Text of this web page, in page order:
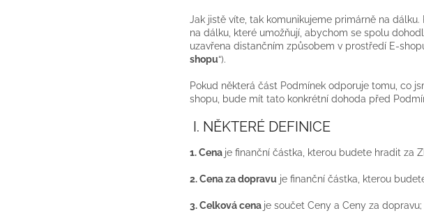
Jak jistě víte, tak komunikujeme primárně na
na dálku, které umožňují, abychom se spolu
uzavřena distančním způsobem v prostředí E-
shopu“).
Pokud některá část Podmínek odporuje tomu, co
shopu, bude mít tato konkrétní dohoda před
I. NĚKTERÉ DEFINICE
1. Cena je finanční částka, kterou budete hradit za
2. Cena za dopravu je finanční částka, kterou
3. Celková cena je součet Ceny a Ceny za dopravu;